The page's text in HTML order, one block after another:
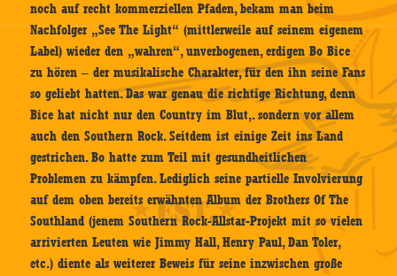
noch auf recht kommerziellen Pfaden, bekam man beim
Nachfolger „See The Light“ (mittlerweile auf seinem eigenem
Label) wieder den „wahren“, unverbogenen, erdigen Bo Bice
zu hören – der musikalische Charakter, für den ihn seine Fans
so geliebt hatten. Das war genau die richtige Richtung, denn
Bice hat nicht nur den Country im Blut,. sondern vor allem
auch den Southern Rock. Seitdem ist einige Zeit ins Land
gestrichen. Bo hatte zum Teil mit gesundheitlichen
Problemen zu kämpfen. Lediglich seine partielle Involvierung
auf dem oben bereits erwähnten Album der Brothers Of The
Southland (jenem Southern Rock-Allstar-Projekt mit so vielen
arrivierten Leuten wie Jimmy Hall, Henry Paul, Dan Toler,
etc.) diente als weiterer Beweis für seine inzwischen große